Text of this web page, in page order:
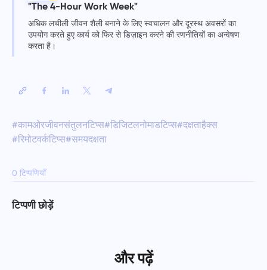
"The 4-Hour Work Week"
अधिक लचीली जीवन शैली बनाने के लिए स्वचालन और दूरस्थ अवसरों का
उपयोग करते हुए कार्य को फिर से डिज़ाइन करने की रणनीतियों का अन्वेषण
करता है।
#कामओरजीवनसंतुलनटिप्स#डिजिटलनोमाडटिप्स#दक्षताहैक्स
#रिमोटवर्कटिप्स#समयदक्षता
0 टिप्पणियाँ
टिप्पणी छोड़ें
और पढ़ें